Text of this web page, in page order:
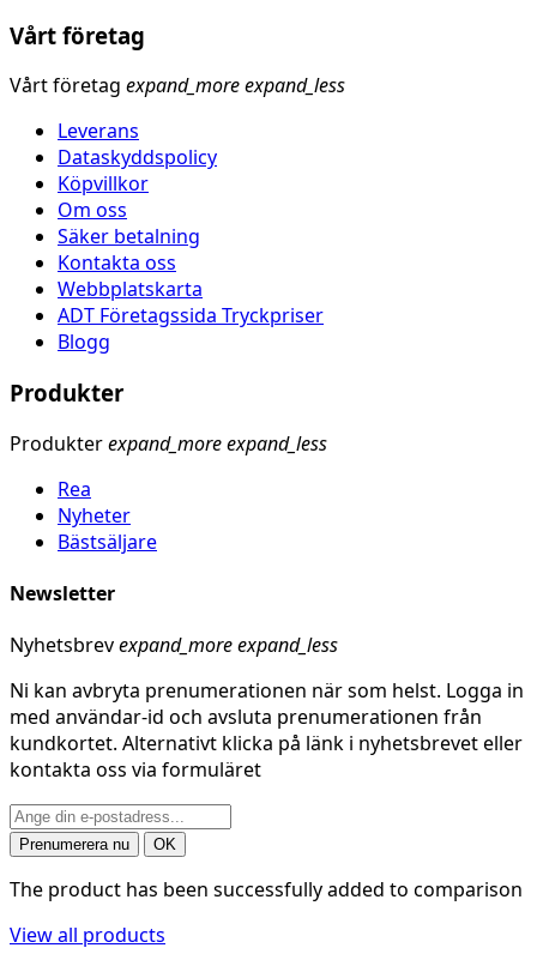
Vårt företag
Vårt företag expand_moreexpand_less
Leverans
Dataskyddspolicy
Köpvillkor
Om oss
Säker betalning
Kontakta oss
Webbplatskarta
ADT Företagssida Tryckpriser
Blogg
Produkter
Produkterexpand_moreexpand_less
Rea
Nyheter
Bästsäljare
Newsletter
Nyhetsbrevexpand_moreexpand_less
Ni kan avbryta prenumerationen när som helst. Logga in
med användar-id och avsluta prenumerationen från
kundkortet. Alternativt klicka på länk i nyhetsbrevet eller
kontakta oss via formuläret
The product has been successfully added to comparison
View all products